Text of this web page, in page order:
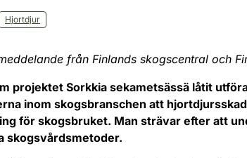
Hjortdjur
från Finlands skogscentral och
projektet Sorkkia sekametsässä låtit
inom skogsbranschen att
för skogsbruket. Man strävar efter att
skogsvårdsmetoder.